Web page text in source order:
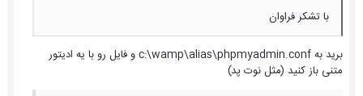
با تشکر فراوان
برید به c:\wamp\alias\phpmyadmin.conf و فایل رو با یه ادیتور
متنی باز کنید (مثل نوت پد)